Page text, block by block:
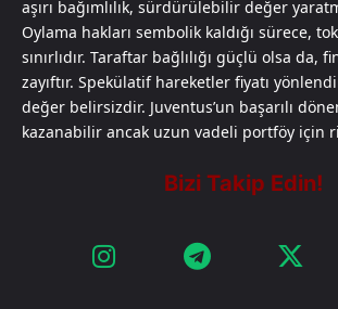
aşırı bağımlılık, sürdürülebilir değer
Oylama hakları sembolik kaldığı sürece,
sınırlıdır. Taraftar bağlılığı güçlü olsa da,
zayıftır. Spekülatif hareketler fiyatı
değer belirsizdir. Juventus’un başarılı
kazanabilir ancak uzun vadeli portföy için